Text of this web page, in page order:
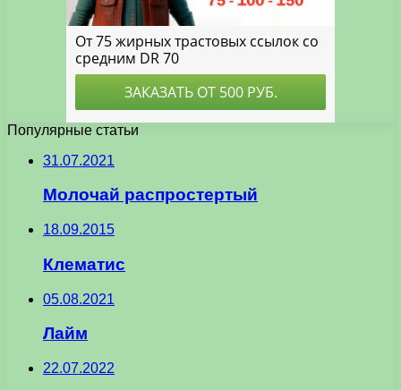
Популярные статьи
31.07.2021
Молочай распростертый
18.09.2015
Клематис
05.08.2021
Лайм
22.07.2022